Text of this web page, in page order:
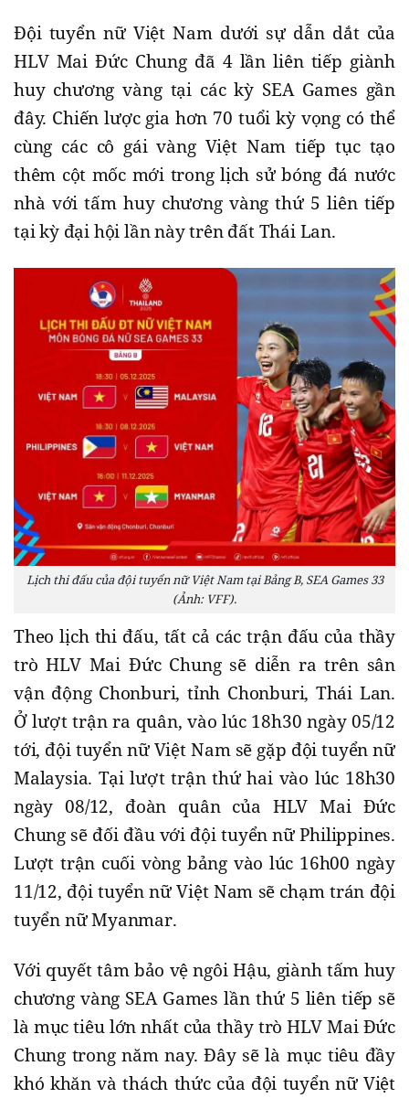
Đội tuyển nữ Việt Nam dưới sự dẫn dắt của
HLV Mai Đức Chung đã 4 lần liên tiếp giành
huy chương vàng tại các kỳ SEA Games gần
đây. Chiến lược gia hơn 70 tuổi kỳ vọng có thể
cùng các cô gái vàng Việt Nam tiếp tục tạo
thêm cột mốc mới trong lịch sử bóng đá nước
nhà với tấm huy chương vàng thứ 5 liên tiếp
tại kỳ đại hội lần này trên đất Thái Lan.
Lịch thi đấu của đội tuyển nữ Việt Nam tại Bảng B, SEA Games 33
(Ảnh: VFF).
Theo lịch thi đấu, tất cả các trận đấu của thầy
trò HLV Mai Đức Chung sẽ diễn ra trên sân
vận động Chonburi, tỉnh Chonburi, Thái Lan.
Ở lượt trận ra quân, vào lúc 18h30 ngày 05/12
tới, đội tuyển nữ Việt Nam sẽ gặp đội tuyển nữ
Malaysia. Tại lượt trận thứ hai vào lúc 18h30
ngày 08/12, đoàn quân của HLV Mai Đức
Chung sẽ đối đầu với đội tuyển nữ Philippines.
Lượt trận cuối vòng bảng vào lúc 16h00 ngày
11/12, đội tuyển nữ Việt Nam sẽ chạm trán đội
tuyển nữ Myanmar.
Với quyết tâm bảo vệ ngôi Hậu, giành tấm huy
chương vàng SEA Games lần thứ 5 liên tiếp sẽ
là mục tiêu lớn nhất của thầy trò HLV Mai Đức
Chung trong năm nay. Đây sẽ là mục tiêu đầy
khó khăn và thách thức của đội tuyển nữ Việt